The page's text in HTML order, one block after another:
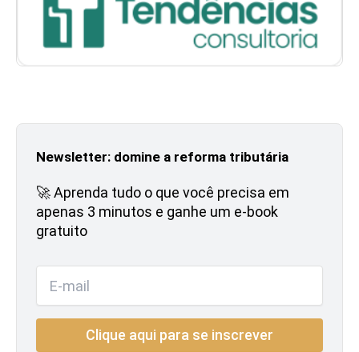
Newsletter: domine a reforma tributária
🚀 Aprenda tudo o que você precisa em
apenas 3 minutos e ganhe um e-book
gratuito